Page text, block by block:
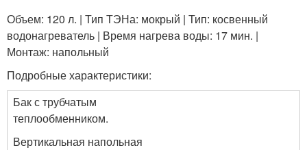
Объем: 120 л. | Тип ТЭНа: мокрый | Тип: косвенный
водонагреватель | Время нагрева воды: 17 мин. |
Монтаж: напольный
Подробные характеристики:
Бак с трубчатым
теплообменником.
Вертикальная напольная